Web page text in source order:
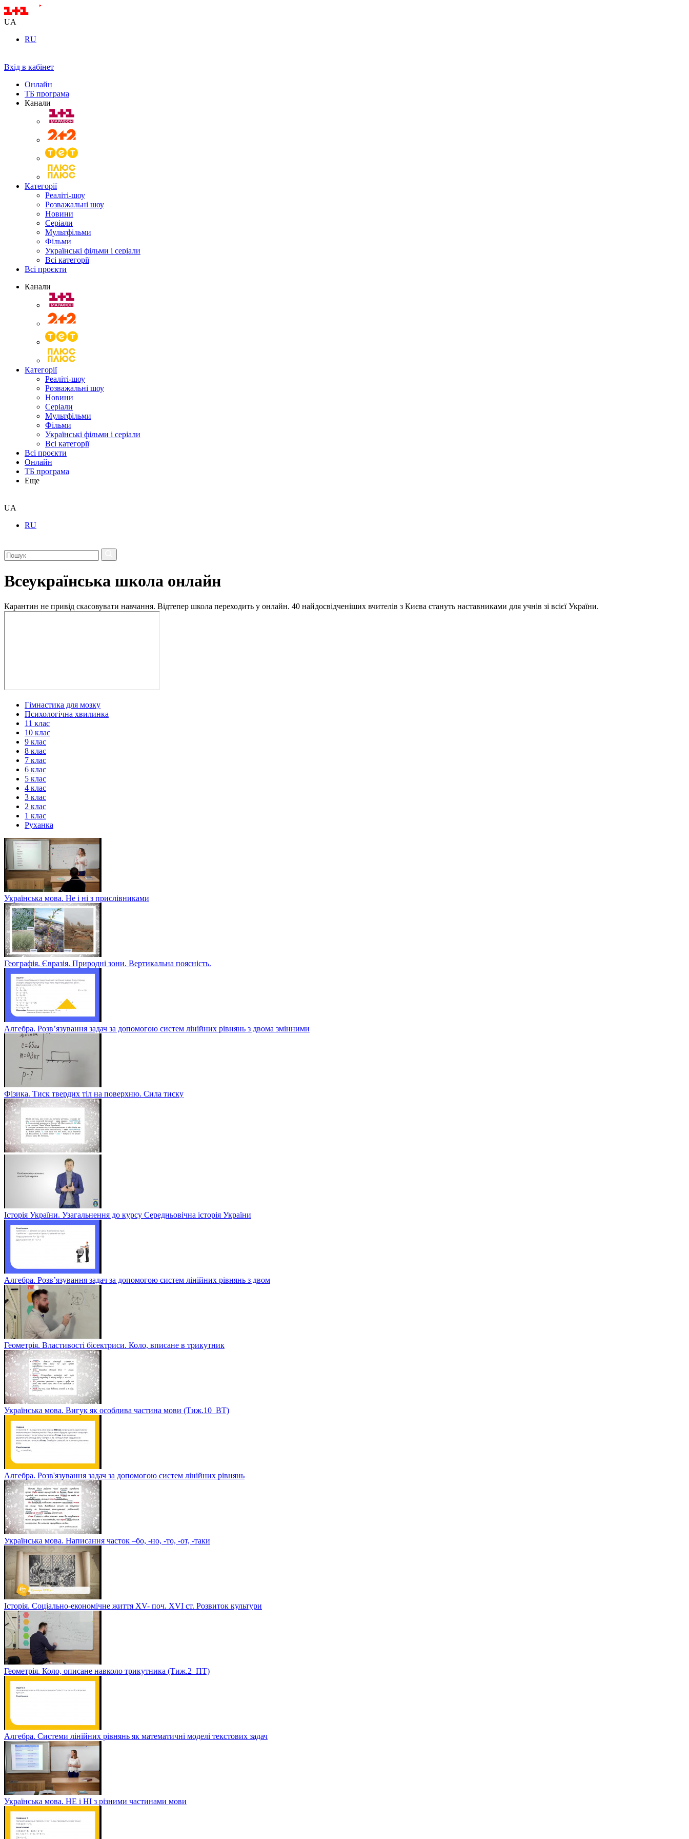
UA
RU
Вхід в кабінет
Онлайн
ТБ програма
Канали
Категорії
Реаліті-шоу
Розважальні шоу
Новини
Серіали
Мультфільми
Фільми
Українські фільми і серіали
Всі категорії
Всі проєкти
Канали
Категорії
Реаліті-шоу
Розважальні шоу
Новини
Серіали
Мультфільми
Фільми
Українські фільми і серіали
Всі категорії
Всі проєкти
Онлайн
ТБ програма
Еще
UA
RU
Всеукраїнська школа онлайн
Карантин не привід скасовувати навчання. Відтепер школа переходить у онлайн. 40 найдосвідченіших вчителів з Києва стануть наставниками для учнів зі всієї України.
Гімнастика для мозку
Психологічна хвилинка
11 клас
10 клас
9 клас
8 клас
7 клас
6 клас
5 клас
4 клас
3 клас
2 клас
1 клас
Руханка
Українська мова. Не і ні з прислівниками
Географія. Євразія. Природні зони. Вертикальна поясність.
Алгебра. Розв’язування задач за допомогою систем лінійних рівнянь з двома змінними
Фізика. Тиск твердих тіл на поверхню. Сила тиску
Історія України. Узагальнення до курсу Середньовічна історія України
Алгебра. Розв’язування задач за допомогою систем лінійних рівнянь з двом
Геометрія. Властивості бісектриси. Коло, вписане в трикутник
Українська мова. Вигук як особлива частина мови (Тиж.10_ВТ)
Алгебра. Розв'язування задач за допомогою систем лінійних рівнянь
Українська мова. Написання часток –бо, -но, -то, -от, -таки
Історія. Соціально-економічне життя XV- поч. XVI ст. Розвиток культури
Геометрія. Коло, описане навколо трикутника (Тиж.2_ПТ)
Алгебра. Системи лінійних рівнянь як математичні моделі текстових задач
Українська мова. НЕ і НІ з різними частинами мови